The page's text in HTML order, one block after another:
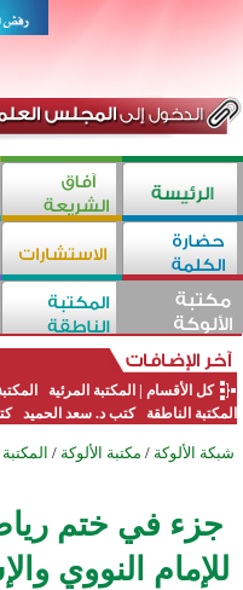
كل الأقسام المكتبة المرئية
المكتبة الناطقة
كتب د. سعد الحميد
شبكة الألوكة / مكتبة الألوكة /
جزء في ختم
للإمام النووي